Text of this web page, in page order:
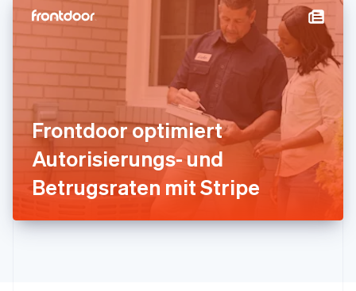
Frontdoor optimiert
Autorisierungs- und
Betrugsraten mit Stripe
Kanada
English Français
Lettland
English
Liechtenstein
Deutsch English
Litauen
English
Luxemburg
Français DeutschEnglish
Malaysia
Malta